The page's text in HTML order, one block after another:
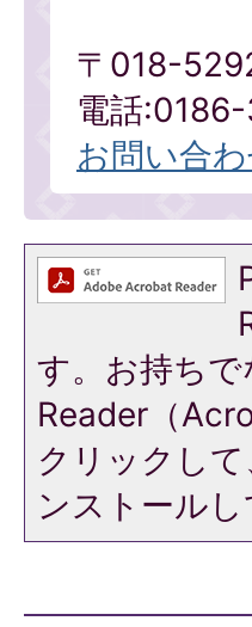
〒018-
電話
お問い合
す。お持ち
Reader（
クリックし
ンストールし